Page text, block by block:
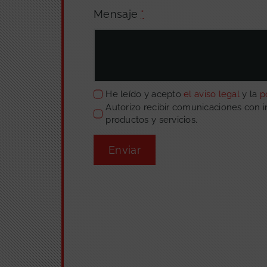
Mensaje *
He leído y aceptoel aviso legaly la
Autorizo recibir comunicaciones con
productos y servicios.
Enviar